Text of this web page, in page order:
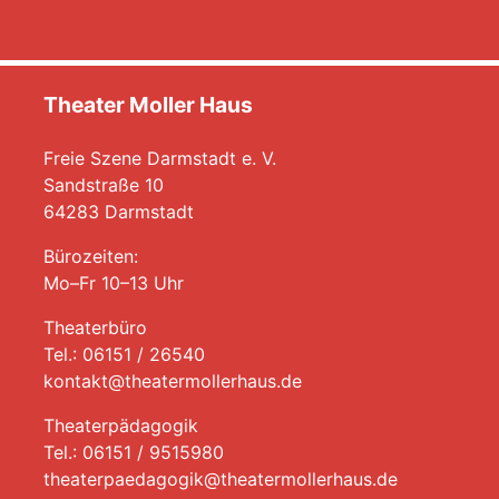
Theater Moller Haus
Freie Szene Darmstadt e. V.
Sandstraße 10
64283 Darmstadt
Bürozeiten:
Mo–Fr 10–13 Uhr
Theaterbüro
Tel.: 06151 / 26540
kontakt@theatermollerhaus.de
Theaterpädagogik
Tel.: 06151 / 9515980
theaterpaedagogik@theatermollerhaus.de